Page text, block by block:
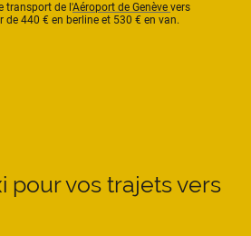
transport de l'Aéroport de Genève vers
440 € en berline et 530 € en van.
pour vos trajets vers